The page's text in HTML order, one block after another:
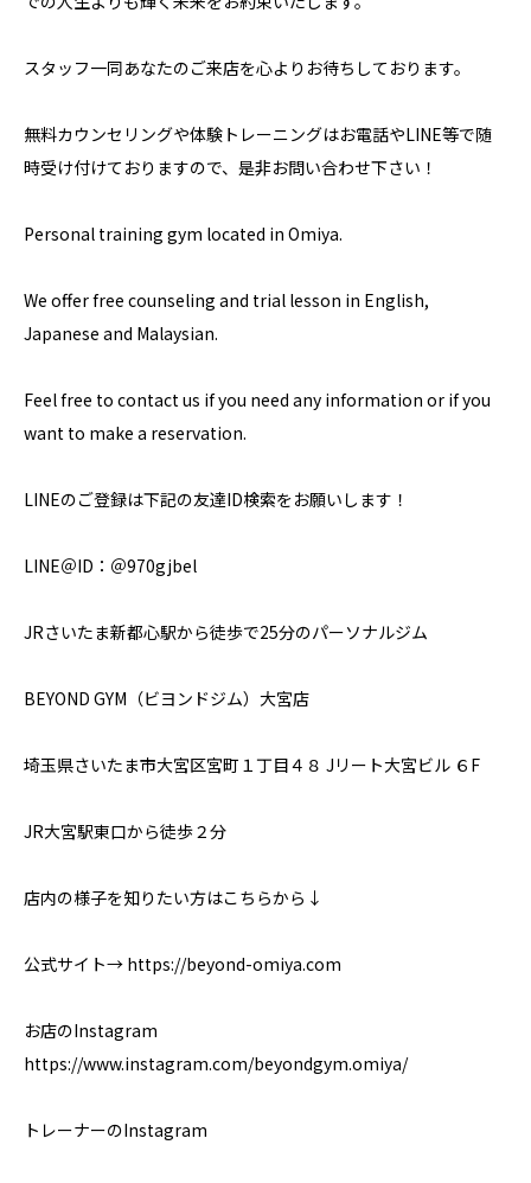
スタッフ一同あなたのご来店を心よりお待ちしております。
無料カウンセリングや体験トレーニングはお電話やLINE等で随
時受け付けておりますので、是非お問い合わせ下さい！
Personal training gym located in Omiya.
We offer free counseling and trial lesson in English,
Japanese and Malaysian.
Feel free to contact us if you need any information or if you
want to make a reservation.
LINEのご登録は下記の友達ID検索をお願いします！
LINE＠ID：＠970gjbel
JRさいたま新都心駅から徒歩で25分のパーソナルジム
BEYOND GYM（ビヨンドジム）大宮店
埼玉県さいたま市大宮区宮町１丁目４８ Jリート大宮ビル ６F
JR大宮駅東口から徒歩２分
店内の様子を知りたい方はこちらから↓
公式サイト→ https://beyond-omiya.com
お店のInstagram
https://www.instagram.com/beyondgym.omiya/
トレーナーのInstagram